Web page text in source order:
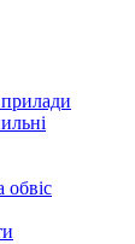
обвіс